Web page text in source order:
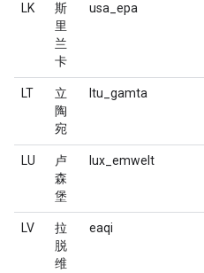
LK
斯
里
兰
卡
usa_epa
LT
立
陶
宛
ltu_gamta
LU
卢
森
堡
lux_emwelt
LV
拉
脱
维
eaqi